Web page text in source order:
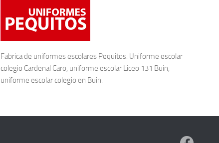
Fabrica de uniformes escolaresPequitos. Uniforme escolar
colegio Cardenal Caro, uniforme escolar Liceo 131 Buin,
uniforme escolar colegio en Buin.